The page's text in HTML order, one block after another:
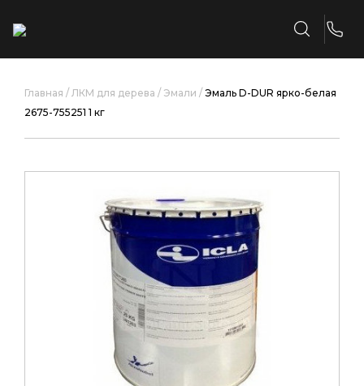
Главная / ЛКМ для дерева / Эмали / Эмаль D-DUR ярко-белая
2675-755251 1 кг​